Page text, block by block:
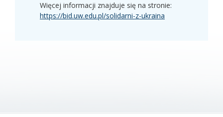
Więcej informacji znajduje się na stronie:
https://bid.uw.edu.pl/solidarni-z-ukraina